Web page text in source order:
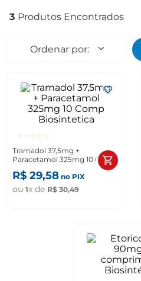
3
☆☆☆☆☆
Tramadol 37,5mg +
Paracetamol 325mg 10 Comp
Biosintetica
R$ 29,58 no PIX
ou 1x de R$ 30,49